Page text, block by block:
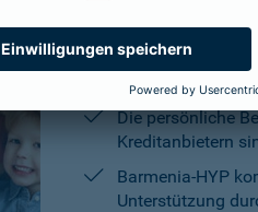
Barmenia-HYP
flexibel auf Ihre
Die Machbarkeit
Die persönliche
Kreditanbietern
Barmenia-HYP
Unterstützung